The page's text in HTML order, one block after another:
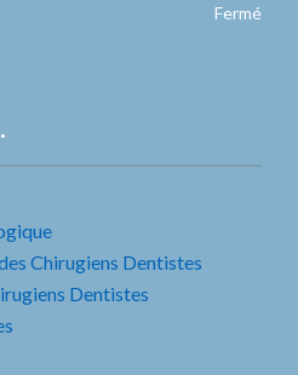
Fermé
Chirugiens Dentistes
Dentistes